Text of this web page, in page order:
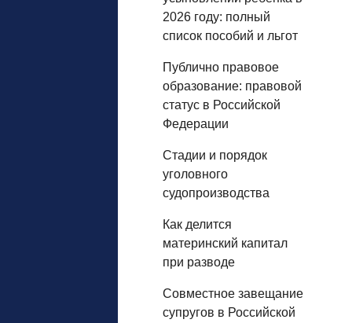
2026 году: полный
список пособий и льгот
Публично правовое
образование: правовой
статус в Российской
Федерации
Стадии и порядок
уголовного
судопроизводства
Как делится
материнский капитал
при разводе
Совместное завещание
супругов в Российской